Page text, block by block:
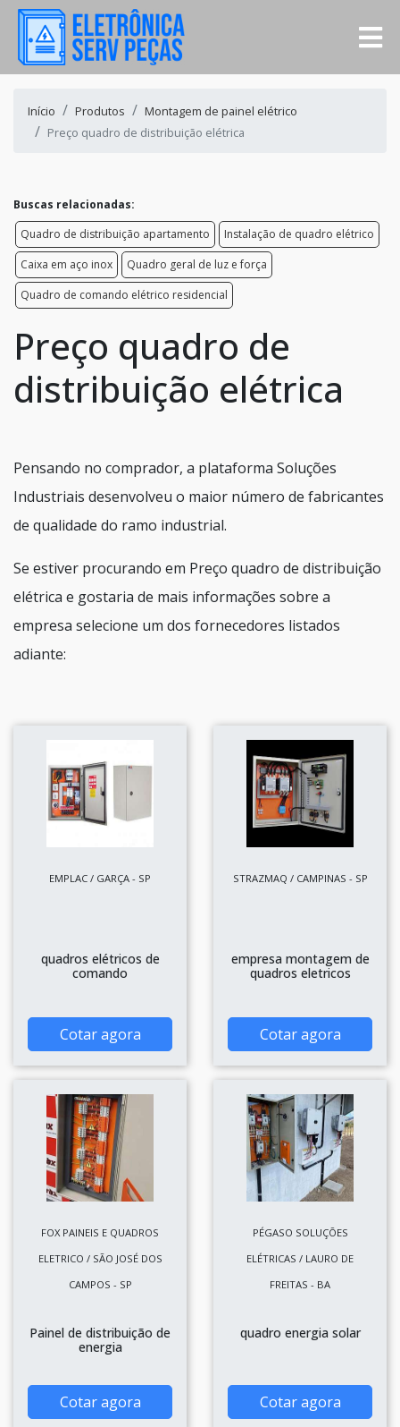
Início Produtos
Montagem de painel elétrico
Preço quadro de distribuição elétrica
Buscas relacionadas:
Quadro de distribuição apartamento
Instalação de quadro elétrico
Caixa em aço inox
Quadro geral de luz e força
Quadro de comando elétrico residencial
Preço quadro de
distribuição elétrica
Pensando no comprador, a plataforma Soluções
Industriais desenvolveu o maior número de fabricantes
de qualidade do ramo industrial.
Se estiver procurando em Preço quadro de distribuição
elétrica e gostaria de mais informações sobre a
empresa selecione um dos fornecedores listados
adiante:
EMPLAC / GARÇA - SP
quadros elétricos de
comando
Cotar agora
STRAZMAQ / CAMPINAS - SP
empresa montagem de
quadros eletricos
Cotar agora
FOX PAINEIS E QUADROS
ELETRICO / SÃO JOSÉ DOS
CAMPOS - SP
Painel de distribuição de
energia
Cotar agora
PÉGASO SOLUÇÕES
ELÉTRICAS / LAURO DE
FREITAS - BA
quadro energia solar
Cotar agora